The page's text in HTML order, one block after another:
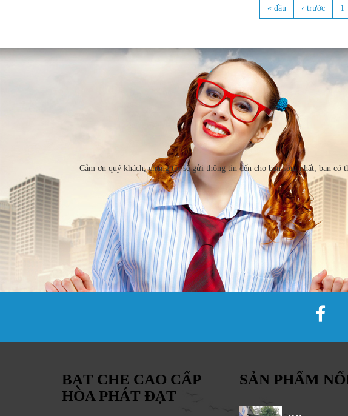
« đầu ‹ trước 1
Cảm ơn quý khách, chúng tôi sẽ gửi thông tin đến cho bạn sớm nhất, bạn
BẠT CHE CAO CẤP
HÒA PHÁT ĐẠT
SẢN PHẨM